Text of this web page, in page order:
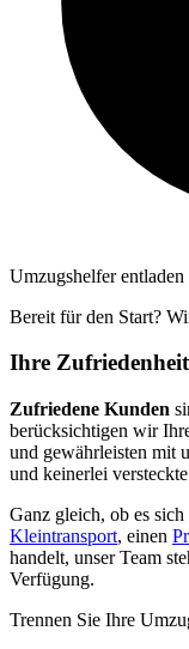
Umzugshelfer
Bereit für den Start?
Ihre
Zufriedene Kunden
berücksichtigen wir
und gewährleisten mit
und keinerlei
Ganz gleich, ob es
Kleintransport, einen
handelt, unser Team
Verfügung.
Trennen Sie Ihre